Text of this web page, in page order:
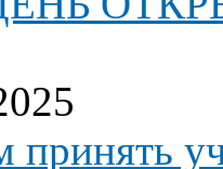
принять